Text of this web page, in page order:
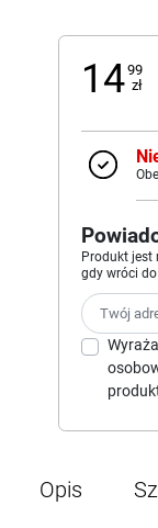
1499
zł
Produkt jest
gdy wróci
Opis